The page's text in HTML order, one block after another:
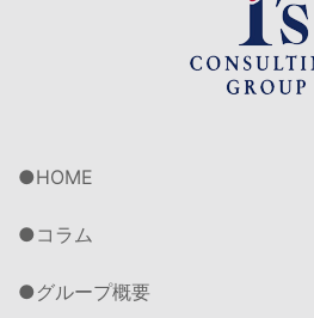
HOME
コラム
グループ概要